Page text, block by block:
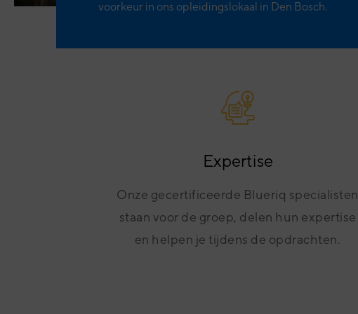
voorkeur in ons opleidingslokaal in Den Bosch.
Expertise
Onze gecertificeerde Blueriq specialisten
staan voor de groep, delen hun expertise
en helpen je tijdens de opdrachten.